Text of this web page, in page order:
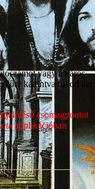
vagy a város
kattintva tudod azt
csomagpontot
applikációban